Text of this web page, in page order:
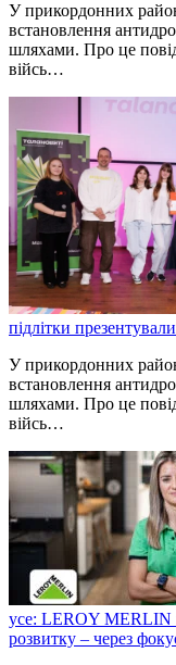
У прикордонних
встановлення
шляхами. Про це
війсь…
підлітки
У прикордонних
встановлення
шляхами. Про це
війсь…
усе: LEROY MERLIN
розвитку – через